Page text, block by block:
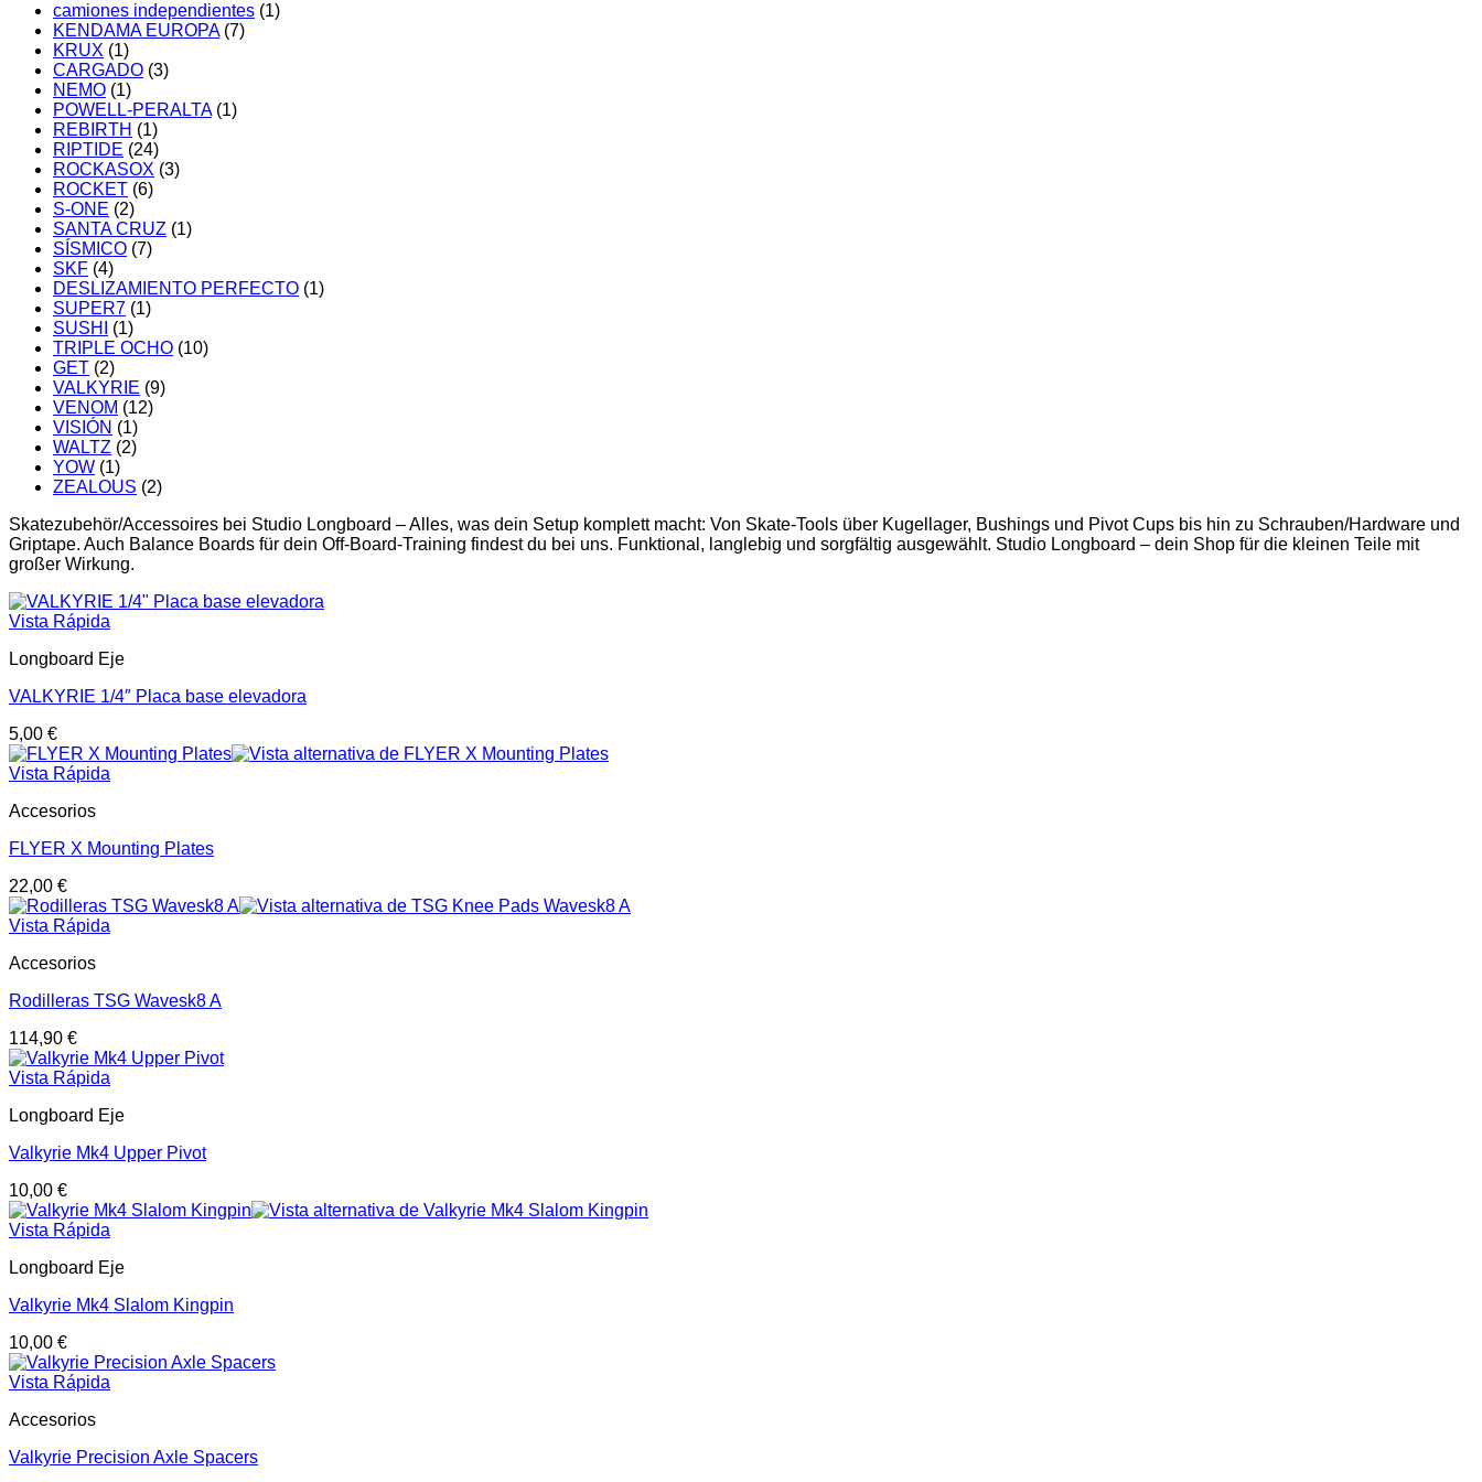
camiones independientes (1)
KENDAMA EUROPA (7)
KRUX (1)
CARGADO (3)
NEMO (1)
POWELL-PERALTA (1)
REBIRTH (1)
RIPTIDE (24)
ROCKASOX (3)
ROCKET (6)
S-ONE (2)
SANTA CRUZ (1)
SÍSMICO (7)
SKF (4)
DESLIZAMIENTO PERFECTO (1)
SUPER7 (1)
SUSHI
(1)
TRIPLE OCHO (10)
GET (2)
VALKYRIE (9)
VENOM (12)
VISIÓN (1)
WALTZ (2)
YOW (1)
ZEALOUS (2)
Skatezubehör/Accessoires bei Studio Longboard – Alles, was dein Setup komplett macht: Von Skate-Tools über Kugellager, Bushings und Pivot Cups bis hin zu Schrauben/Hardware und
Griptape. Auch Balance Boards für dein Off-Board-Training findest du bei uns. Funktional, langlebig und sorgfältig ausgewählt. Studio Longboard – dein Shop für die kleinen Teile mit
großer Wirkung.
Vista Rápida
Longboard Eje
VALKYRIE 1/4″ Placa base elevadora
5,00 €
Vista Rápida
Accesorios
FLYER X Mounting Plates
22,00 €
Vista Rápida
Accesorios
Rodilleras TSG Wavesk8 A
114,90 €
Vista Rápida
Longboard Eje
Valkyrie Mk4 Upper Pivot
10,00 €
Vista Rápida
Longboard Eje
Valkyrie Mk4 Slalom Kingpin
10,00 €
Vista Rápida
Accesorios
Valkyrie Precision Axle Spacers